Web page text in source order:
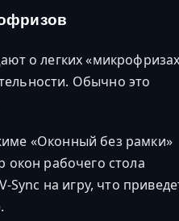
о легких
Обычно это
«Оконный без рамки»
окон рабочего стола
на игру, что